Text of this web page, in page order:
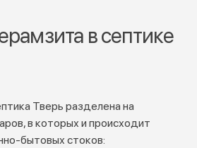
в септике
Тверь разделена на
в которых и происходит
бытовых стоков: